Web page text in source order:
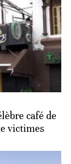
café de
victimes